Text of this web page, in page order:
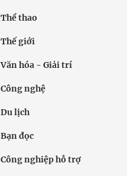
Thể thao
Thế giới
Văn hóa - Giải trí
Công nghệ
Du lịch
Bạn đọc
Công nghiệp hỗ trợ